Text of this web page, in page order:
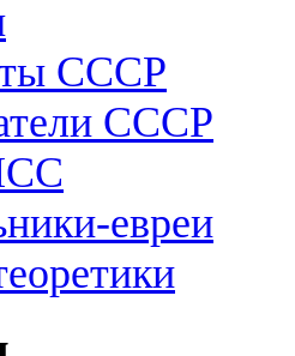
СССР
СССР
евреи